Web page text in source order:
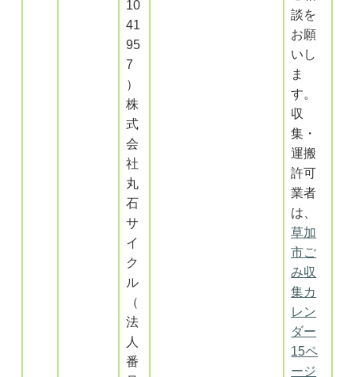
10
41
95
7
）
株
式
会
社
丸
石
サ
イ
ク
ル
（
法
人
番
談を
お願
いし
ま
す。
収
集・
運搬
許可
業者
は、
草加
市ご
み収
集カ
レン
ダー
15ペ
ージ